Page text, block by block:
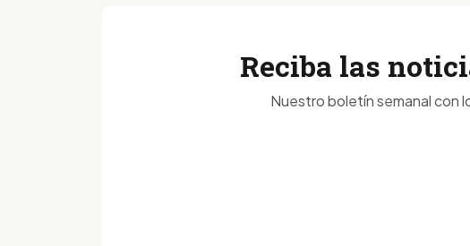
Reciba las
Nuestro boletín semanal con